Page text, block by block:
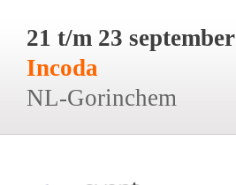
21 t/m 23 september
Incoda
NL-Gorinchem